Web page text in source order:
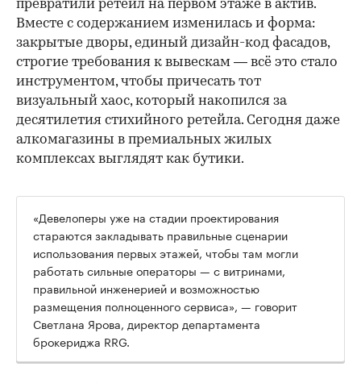
превратили ретейл на первом этаже в актив.
Вместе с содержанием изменилась и форма:
закрытые дворы, единый дизайн-код фасадов,
строгие требования к вывескам — всё это стало
инструментом, чтобы причесать тот
визуальный хаос, который накопился за
десятилетия стихийного ретейла. Сегодня даже
алкомагазины в премиальных жилых
комплексах выглядят как бутики.
00:00
«Девелоперы уже на стадии проектирования
стараются закладывать правильные сценарии
использования первых этажей, чтобы там могли
работать сильные операторы — с витринами,
правильной инженерией и возможностью
размещения полноценного сервиса», — говорит
Светлана Ярова, директор департамента
брокериджа RRG.